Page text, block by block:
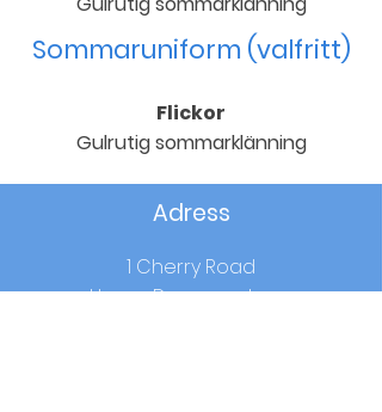
Sommaruniform (valfritt)
Flickor
Gulrutig sommarklänning
Adress
1 Cherry Road
Upper Dunmurry Lane